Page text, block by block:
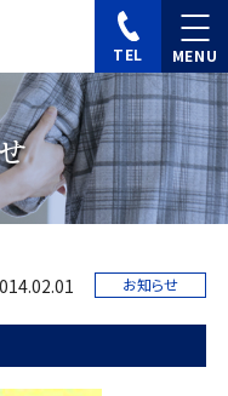
TEL
お知らせ